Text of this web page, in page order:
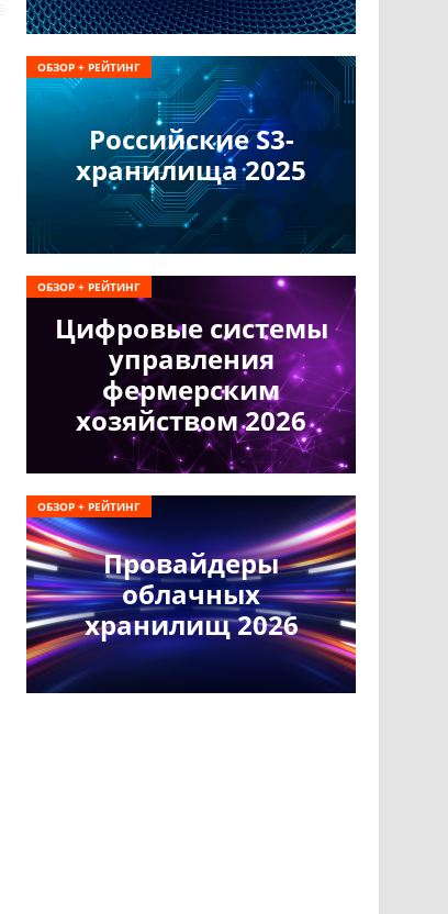
Российские S3-
хранилища 2025
ОБЗОР + РЕЙТИНГ
Цифровые системы
управления
фермерским
хозяйством 2026
ОБЗОР + РЕЙТИНГ
Провайдеры
облачных
хранилищ 2026
ОБЗОР + РЕЙТИНГ